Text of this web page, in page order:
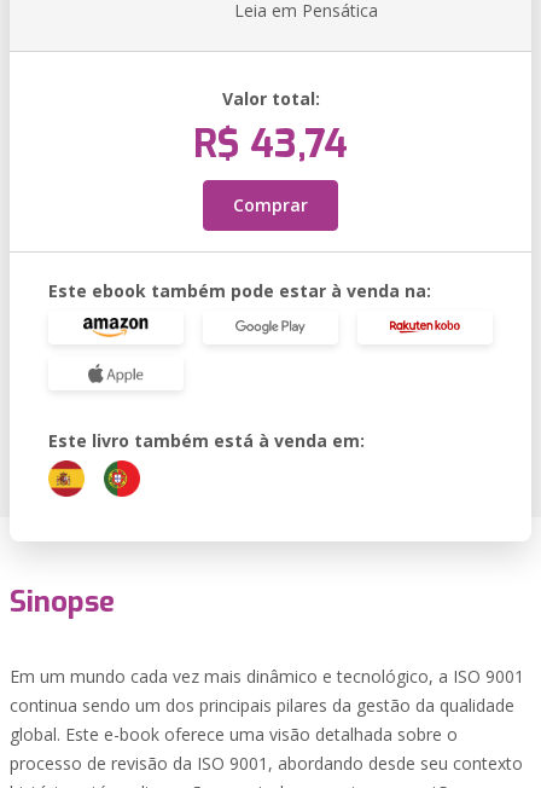
Leia em Pensática
Valor total:
R$ 43,74
Comprar
Este ebook também pode estar à venda na:
Este livro também está à venda em:
Sinopse
Em um mundo cada vez mais dinâmico e tecnológico, a ISO 9001
continua sendo um dos principais pilares da gestão da qualidade
global. Este e-book oferece uma visão detalhada sobre o
processo de revisão da ISO 9001, abordando desde seu contexto